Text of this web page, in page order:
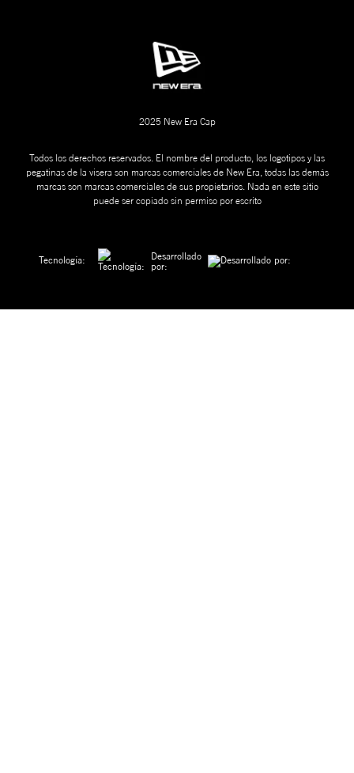
2025 New Era Cap
Todos los derechos reservados. El nombre del producto, los logotipos y las
pegatinas de la visera son marcas comerciales de New Era, todas las demás
marcas son marcas comerciales de sus propietarios. Nada en este sitio
puede ser copiado sin permiso por escrito
Tecnología:
Desarrollado
por: